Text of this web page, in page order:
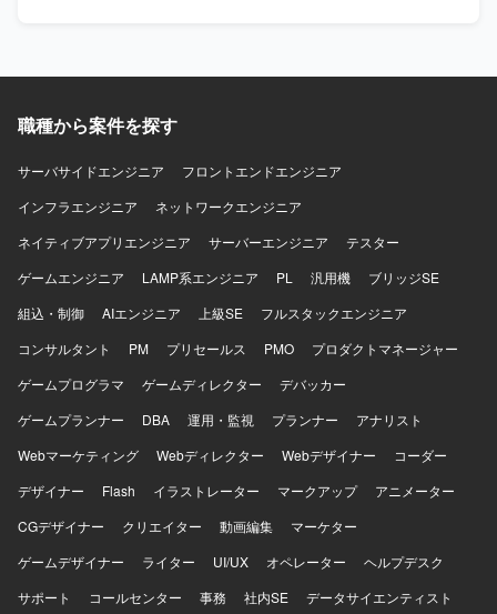
職種から案件を探す
サーバサイドエンジニア
フロントエンドエンジニア
インフラエンジニア
ネットワークエンジニア
ネイティブアプリエンジニア
サーバーエンジニア
テスター
ゲームエンジニア
LAMP系エンジニア PL 汎用機
ブリッジSE
組込・制御
AIエンジニア 上級SE
フルスタックエンジニア
コンサルタント
PM プリセールス PMO
プロダクトマネージャー
ゲームプログラマ
ゲームディレクター
デバッカー
ゲームプランナー
DBA 運用・監視 プランナー
アナリスト
Webマーケティング
Webディレクター Webデザイナー
コーダー
デザイナー
Flash イラストレーター マークアップ
アニメーター
CGデザイナー
クリエイター 動画編集
マーケター
ゲームデザイナー
ライター UI/UX オペレーター
ヘルプデスク
サポート
コールセンター 事務 社内SE
データサイエンティスト